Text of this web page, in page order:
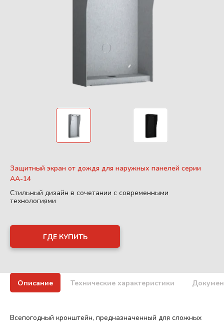
Защитный экран от дождя для наружных панелей серии
AA-14
Стильный дизайн в сочетании с современными
технологиями
ГДЕ КУПИТЬ
Описание Технические характеристики
Всепогодный кронштейн, предназначенный для сложных